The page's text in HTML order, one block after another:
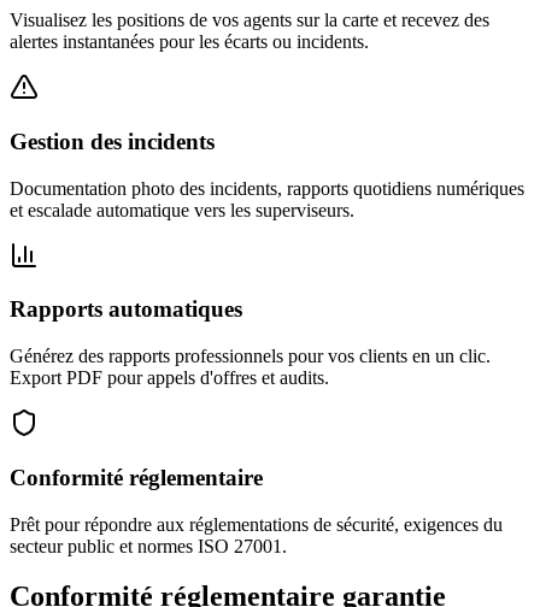
Visualisez les positions de vos agents sur la carte et recevez des
alertes instantanées pour les écarts ou incidents.
Gestion des incidents
Documentation photo des incidents, rapports quotidiens numériques
et escalade automatique vers les superviseurs.
Rapports automatiques
Générez des rapports professionnels pour vos clients en un clic.
Export PDF pour appels d'offres et audits.
Conformité réglementaire
Prêt pour répondre aux réglementations de sécurité, exigences du
secteur public et normes ISO 27001.
Conformité réglementaire garantie